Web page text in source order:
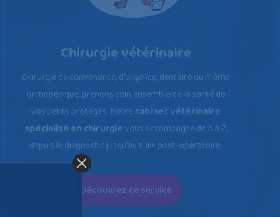
Chirurgie vétérinaire
Chirurgie de convenance, d’urgence, dentaire ou même
orthopédique, prenons soin ensemble de la santé de
vos petits protégés. Notrecabinet vétérinaire
spécialisé en chirurgievous accompagne de A à Z,
depuis le diagnostic jusqu’au suivi post-opératoire.
Découvrez ce service